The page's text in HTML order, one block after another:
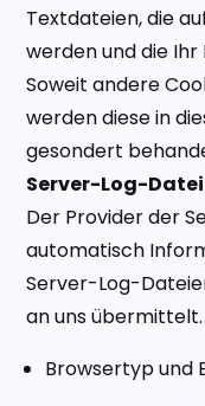
Textdateien, die
werden und die
Soweit andere
werden diese in
gesondert
Server-Log-
Der Provider der
automatisch
Server-Log-
an uns übermittelt.
Browsertyp und